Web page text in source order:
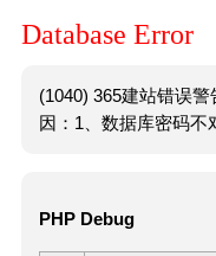
Database Error
(1040) 365建站错误
因：1、数据库密码不
PHP Debug